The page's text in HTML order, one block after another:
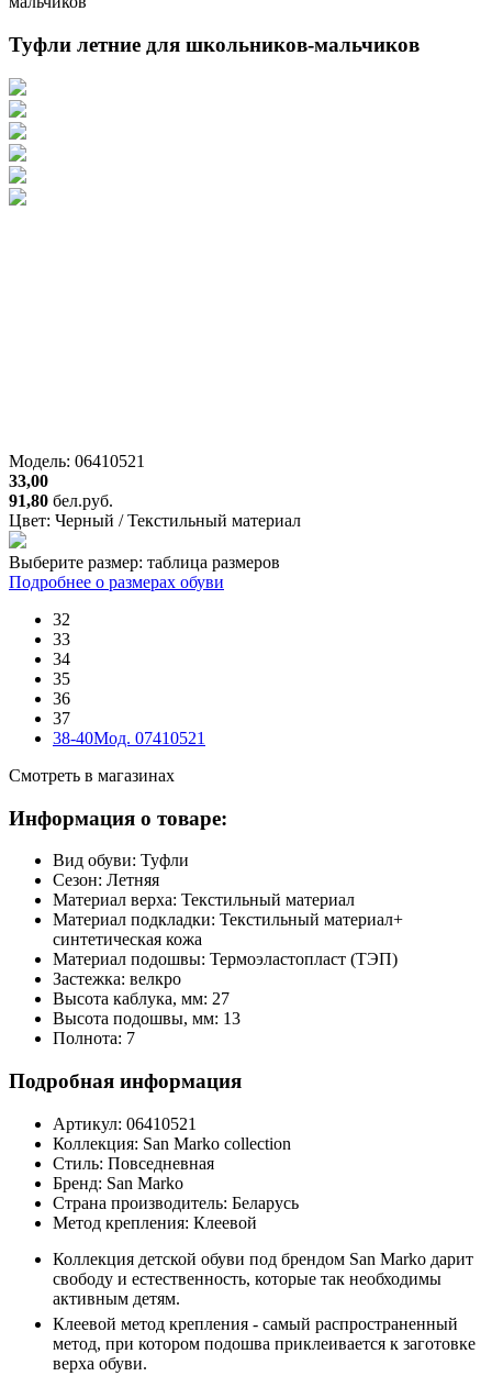
Туфли летние для школьников-мальчиков
Модель: 06410521
33,00
91,80 бел.руб.
Цвет: Черный / Текстильный материал
Выберите размер: таблица размеров
Подробнее о размерах обуви
32
33
34
35
36
37
38-40Мод. 07410521
Смотреть в магазинах
Информация о товаре:
Вид обуви: Туфли
Сезон: Летняя
Материал верха: Текстильный материал
Материал подкладки: Текстильный материал+
синтетическая кожа
Материал подошвы: Термоэластопласт (ТЭП)
Застежка: велкро
Высота каблука, мм: 27
Высота подошвы, мм: 13
Полнота: 7
Подробная информация
Артикул: 06410521
Коллекция: San Marko collection
Стиль: Повседневная
Бренд: San Marko
Страна производитель: Беларусь
Метод крепления: Клеевой
Коллекция детской обуви под брендом San Marko дарит
свободу и естественность, которые так необходимы
активным детям.
Клеевой метод крепления - самый распространенный
метод, при котором подошва приклеивается к заготовке
верха обуви.